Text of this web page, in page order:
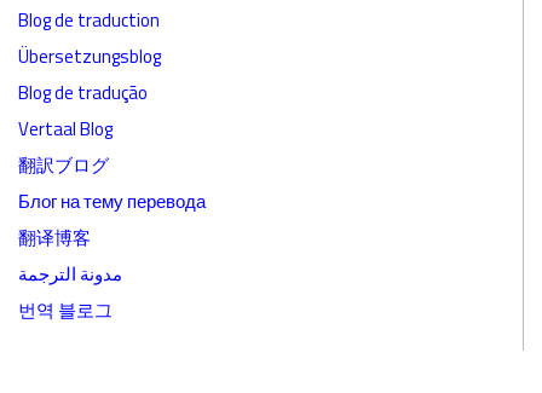
Blog de traduction
Übersetzungsblog
Blog de tradução
Vertaal Blog
翻訳ブログ
Блог на тему перевода
翻译博客
مدونة الترجمة
번역 블로그